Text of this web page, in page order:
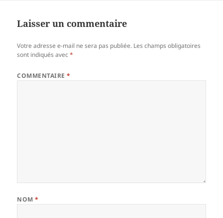
Laisser un commentaire
Votre adresse e-mail ne sera pas publiée. Les champs obligatoires
sont indiqués avec*
COMMENTAIRE*
NOM*